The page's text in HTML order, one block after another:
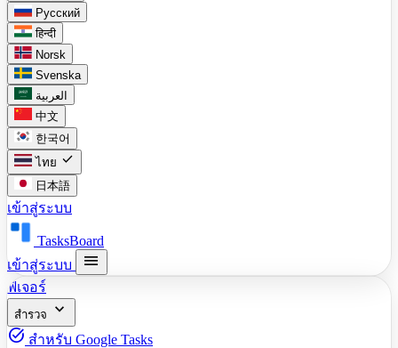
Русский
हिन्दी
Norsk
Svenska
العربية
中文
한국어
ไทย check
日本語
เข้าสู่ระบบ
TasksBoard
เข้าสู่ระบบ
menu
ฟีเจอร์
สำรวจ
expand_more
task_alt สำหรับ Google Tasks